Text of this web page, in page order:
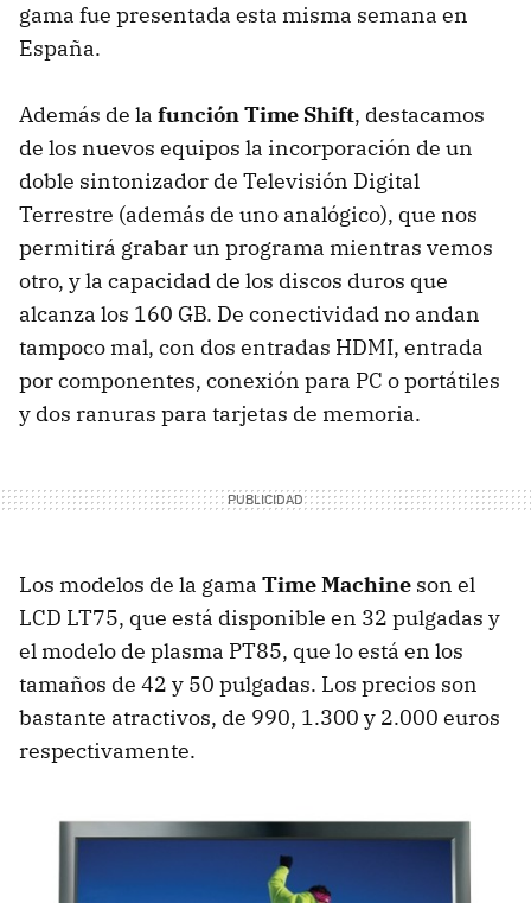
gama fue presentada esta misma semana en
España.
Además de la función Time Shift, destacamos
de los nuevos equipos la incorporación de un
doble sintonizador de Televisión Digital
Terrestre (además de uno analógico), que nos
permitirá grabar un programa mientras vemos
otro, y la capacidad de los discos duros que
alcanza los 160 GB. De conectividad no andan
tampoco mal, con dos entradas HDMI, entrada
por componentes, conexión para PC o portátiles
y dos ranuras para tarjetas de memoria.
Los modelos de la gama Time Machine son el
LCD LT75, que está disponible en 32 pulgadas y
el modelo de plasma PT85, que lo está en los
tamaños de 42 y 50 pulgadas. Los precios son
bastante atractivos, de 990, 1.300 y 2.000 euros
respectivamente.